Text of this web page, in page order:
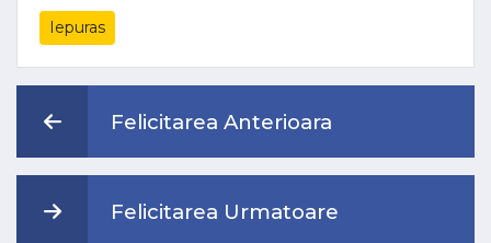
Iepuras
Felicitarea Anterioara
Felicitarea Urmatoare